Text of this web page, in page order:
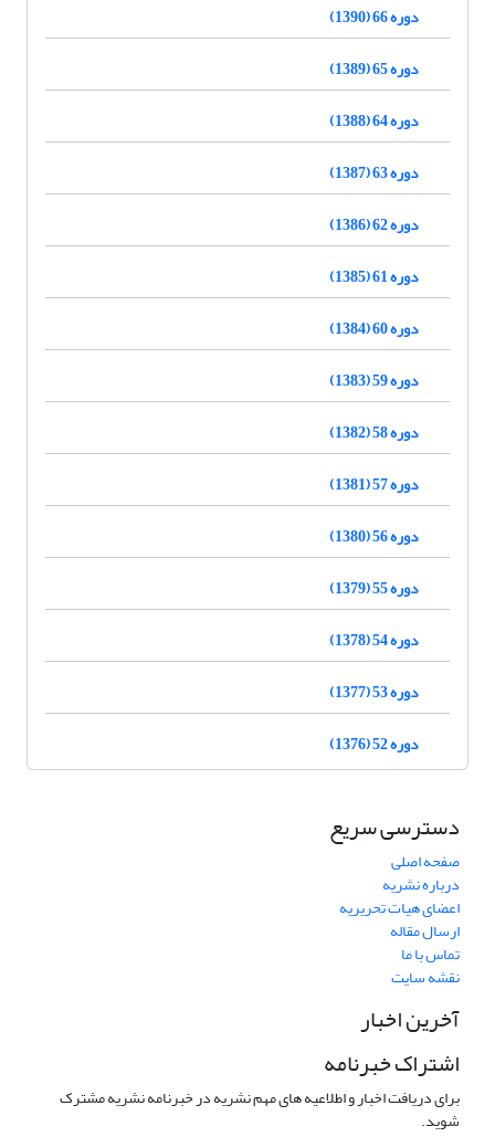
دوره 66 (1390)
دوره 65 (1389)
دوره 64 (1388)
دوره 63 (1387)
دوره 62 (1386)
دوره 61 (1385)
دوره 60 (1384)
دوره 59 (1383)
دوره 58 (1382)
دوره 57 (1381)
دوره 56 (1380)
دوره 55 (1379)
دوره 54 (1378)
دوره 53 (1377)
دوره 52 (1376)
دسترسی سریع
صفحه اصلی
درباره نشریه
اعضای هیات تحریریه
ارسال مقاله
تماس با ما
نقشه سایت
آخرین اخبار
اشتراک خبرنامه
برای دریافت اخبار و اطلاعیه های مهم نشریه در خبرنامه نشریه مشترک
شوید.